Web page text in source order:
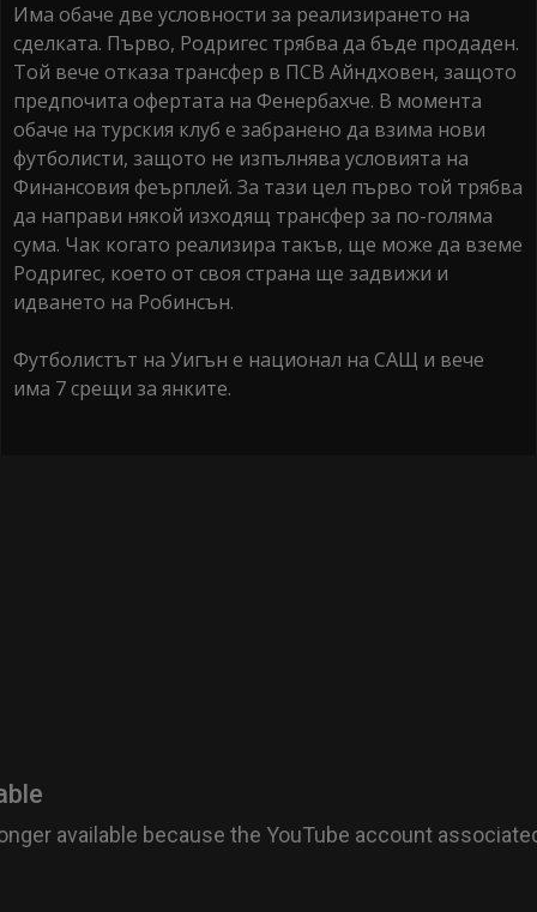
Има обаче две условности за реализирането на
сделката. Първо, Родригес трябва да бъде продаден.
Той вече отказа трансфер в ПСВ Айндховен, защото
предпочита офертата на Фенербахче. В момента
обаче на турския клуб е забранено да взима нови
футболисти, защото не изпълнява условията на
Финансовия феърплей. За тази цел първо той трябва
да направи някой изходящ трансфер за по-голяма
сума. Чак когато реализира такъв, ще може да вземе
Родригес, което от своя страна ще задвижи и
идването на Робинсън.
Футболистът на Уигън е национал на САЩ и вече
има 7 срещи за янките.